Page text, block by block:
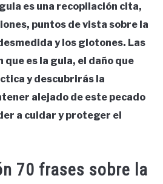
es una recopilación cita,
puntos de vista sobre la
y los glotones. Las
es la gula, el daño que
y descubrirás la
alejado de este pecado
a cuidar y proteger el
70 frases sobre la